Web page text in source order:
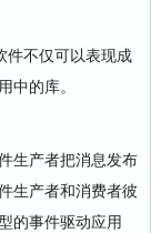
不仅可以表现成
中的库。
生产者把消息发布
生产者和消费者彼
的事件驱动应用